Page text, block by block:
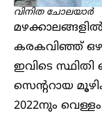
വിനിത ചോലയാർ
കരകവിഞ്ഞ്
ഇവിടെ സ്ഥിതി
സെന്ററായ
2022നും